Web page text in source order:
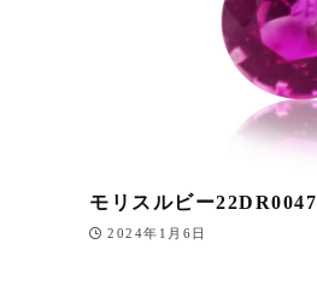
モリスルビー22DR0047
2024年1月6日